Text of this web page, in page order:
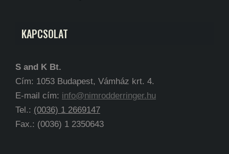
KAPCSOLAT
S and K Bt.
Cím: 1053 Budapest, Vámház krt. 4.
E-mail cím: info@nimrodderringer.hu
Tel.: (0036) 1 2669147
Fax.: (0036) 1 2350643